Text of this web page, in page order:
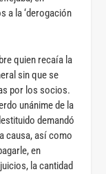
a la ‘derogación
quien recaía la
sin que se
por los socios.
unánime de la
demandó
causa, así como
en
la cantidad